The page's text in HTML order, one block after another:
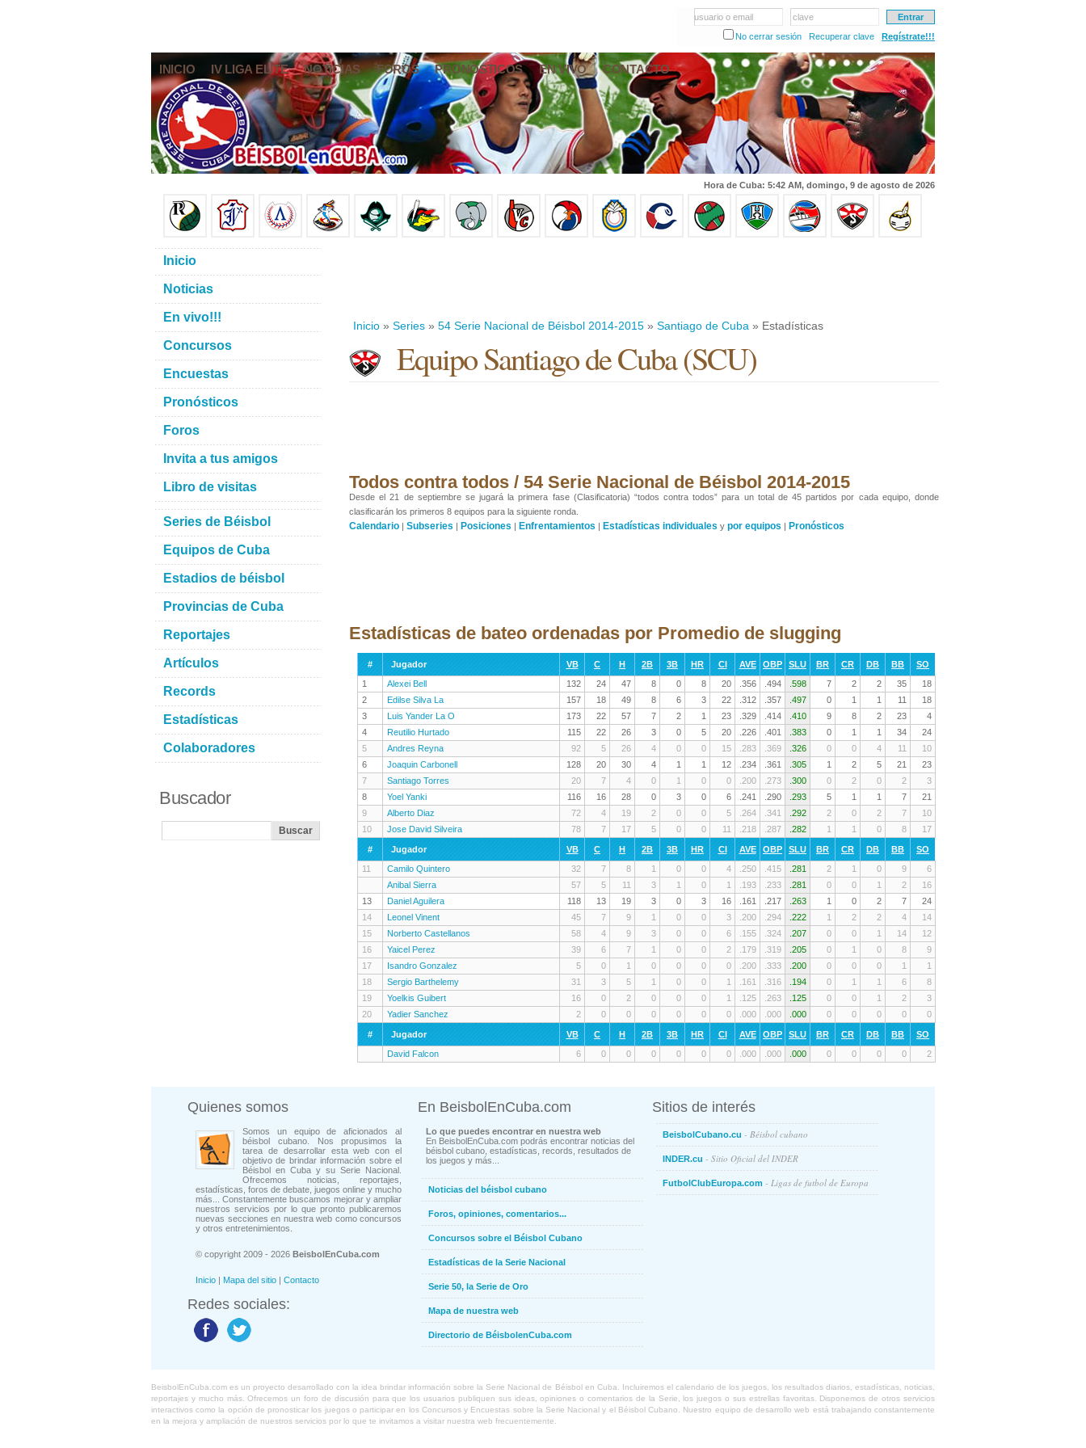
usuario o email
clave
No cerrar sesión
Recuperar clave Regístrate!!!
INICIO IV LIGA ELITE NOTICIAS FOROS PRONÓSTICOS EN VIVO CONTACTO
Hora de Cuba: 5:42 AM, domingo, 9 de agosto de 2026
Inicio » Series » 54 Serie Nacional de Béisbol 2014-2015 » Santiago de Cuba » Estadísticas
Equipo Santiago de Cuba (SCU)
Todos contra todos / 54 Serie Nacional de Béisbol 2014-2015
Desde el 21 de septiembre se jugará la primera fase (Clasificatoria) “todos contra todos” para un total de 45 partidos por cada equipo, donde
clasificarán los primeros 8 equipos para la siguiente ronda.
Calendario | Subseries | Posiciones | Enfrentamientos | Estadísticas individuales y por equipos | Pronósticos
Estadísticas de bateo ordenadas por Promedio de slugging
# Jugador VB C H 2B 3B HR CI AVE OBP SLU BR CR DB BB
SO
1
Alexei Bell 132 24 47 8 0 8 20 .356 .494 .598 7 2 2 35
18
2
Edilse Silva La 157 18 49 8 6 3 22 .312 .357 .497 0 1 1 11
18
3
Luis Yander La O 173 22 57 7 2 1 23 .329 .414 .410 9 8 2 23
4
4
Reutilio Hurtado 115 22 26 3 0 5 20 .226 .401 .383 0 1 1 34
24
5
Andres Reyna 92 5 26 4 0 0 15 .283 .369 .326 0 0 4 11
10
6
Joaquin Carbonell 128 20 30 4 1 1 12 .234 .361 .305 1 2 5 21
23
7
Santiago Torres 20 7 4 0 1 0 0 .200 .273 .300 0 2 0 2
3
8
Yoel Yanki 116 16 28 0 3 0 6 .241 .290 .293 5 1 1 7
21
9
Alberto Diaz 72 4 19 2 0 0 5 .264 .341 .292 2 0 2 7
10
10
Jose David Silveira 78 7 17 5 0 0 11 .218 .287 .282 1 1 0 8 17
# Jugador VB C H 2B 3B HR CI AVE OBP SLU BR CR DB BB
SO
11
Camilo Quintero 32 7 8 1 0 0 4 .250 .415 .281 2 1 0 9
6
Anibal Sierra
57 5 11 3 1 0 1 .193 .233 .281 0 0 1 2
16
13
Daniel Aguilera 118 13 19 3 0 3 16 .161 .217 .263 1 0 2 7
24
14
Leonel Vinent 45 7 9 1 0 0 3 .200 .294 .222 1 2 2 4
14
15
Norberto Castellanos 58 4 9 3 0 0 6 .155 .324 .207 0 0 1 14
12
16
Yaicel Perez 39 6 7 1 0 0 2 .179 .319 .205 0 1 0 8
9
17
Isandro Gonzalez 5 0 1 0 0 0 0 .200 .333 .200 0 0 0 1
1
18
Sergio Barthelemy 31 3 5 1 0 0 1 .161 .316 .194 0 1 1 6
8
19
Yoelkis Guibert 16 0 2 0 0 0 1 .125 .263 .125 0 0 1 2
3
20
Yadier Sanchez 2 0 0 0 0 0 0 .000 .000 .000 0 0 0 0 0
# Jugador VB C H 2B 3B HR CI AVE OBP SLU BR CR DB BB
SO
David Falcon
6 0 0 0 0 0 0 .000 .000 .000 0 0 0 0 2
Inicio
Noticias
En vivo!!!
Concursos
Encuestas
Pronósticos
Foros
Invita a tus amigos
Libro de visitas
Series de Béisbol
Equipos de Cuba
Estadios de béisbol
Provincias de Cuba
Reportajes
Artículos
Records
Estadísticas
Colaboradores
Buscador
Quienes somos
Somos un equipo de aficionados al
béisbol cubano. Nos propusimos la
tarea de desarrollar esta web con el
objetivo de brindar información sobre el
Béisbol en Cuba y su Serie Nacional.
Ofrecemos noticias, reportajes,
estadísticas, foros de debate, juegos online y mucho
más... Constantemente buscamos mejorar y ampliar
nuestros servicios por lo que pronto publicaremos
nuevas secciones en nuestra web como concursos
y otros entretenimientos.
© copyright 2009 - 2026 BeisbolEnCuba.com
Inicio | Mapa del sitio | Contacto
Redes sociales:
En BeisbolEnCuba.com
Lo que puedes encontrar en nuestra web
En BeisbolEnCuba.com podrás encontrar noticias del
béisbol cubano, estadísticas, records, resultados de
los juegos y más...
Noticias del béisbol cubano
Foros, opiniones, comentarios...
Concursos sobre el Béisbol Cubano
Estadísticas de la Serie Nacional
Serie 50, la Serie de Oro
Mapa de nuestra web
Directorio de BéisbolenCuba.com
Sitios de interés
BeisbolCubano.cu - Béisbol cubano
INDER.cu - Sitio Oficial del INDER
FutbolClubEuropa.com - Ligas de futbol de Europa
BeisbolEnCuba.com es un proyecto desarrollado con la idea brindar información sobre la Serie Nacional de Béisbol en Cuba. Incluiremos el calendario de los juegos, los resultados diarios, estadísticas, noticias,
reportajes y mucho más. Ofrecemos un foro de discusión para que los usuarios publiquen sus ideas, opiniones o comentarios de la Serie, los juegos o sus estrellas favoritas. Disponemos de otros servicios
interactivos como la opción de pronosticar los juegos o participar en los Concursos y Encuestas sobre la Serie Nacional y el Béisbol Cubano. Nuestro equipo de desarrollo web está trabajando constantemente
en la mejora y ampliación de nuestros servicios por lo que te invitamos a visitar nuestra web frecuentemente.